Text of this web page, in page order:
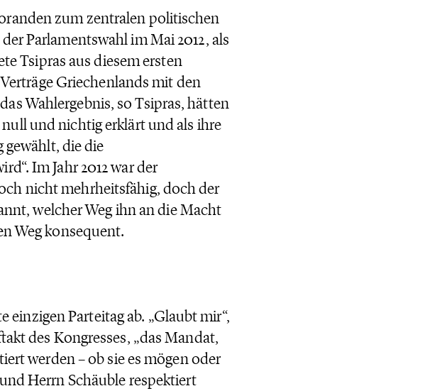
zum zentralen politischen
Parlamentswahl im Mai 2012, als
Tsipras aus diesem ersten
Griechenlands mit den
Wahlergebnis, so Tsipras, hätten
und nichtig erklärt und als ihre
gewählt, die die
Im Jahr 2012 war der
nicht mehrheitsfähig, doch der
welcher Weg ihn an die Macht
Weg konsequent.
einzigen Parteitag ab. „Glaubt mir“,
des Kongresses, „das Mandat,
werden – ob sie es mögen oder
Herrn Schäuble respektiert